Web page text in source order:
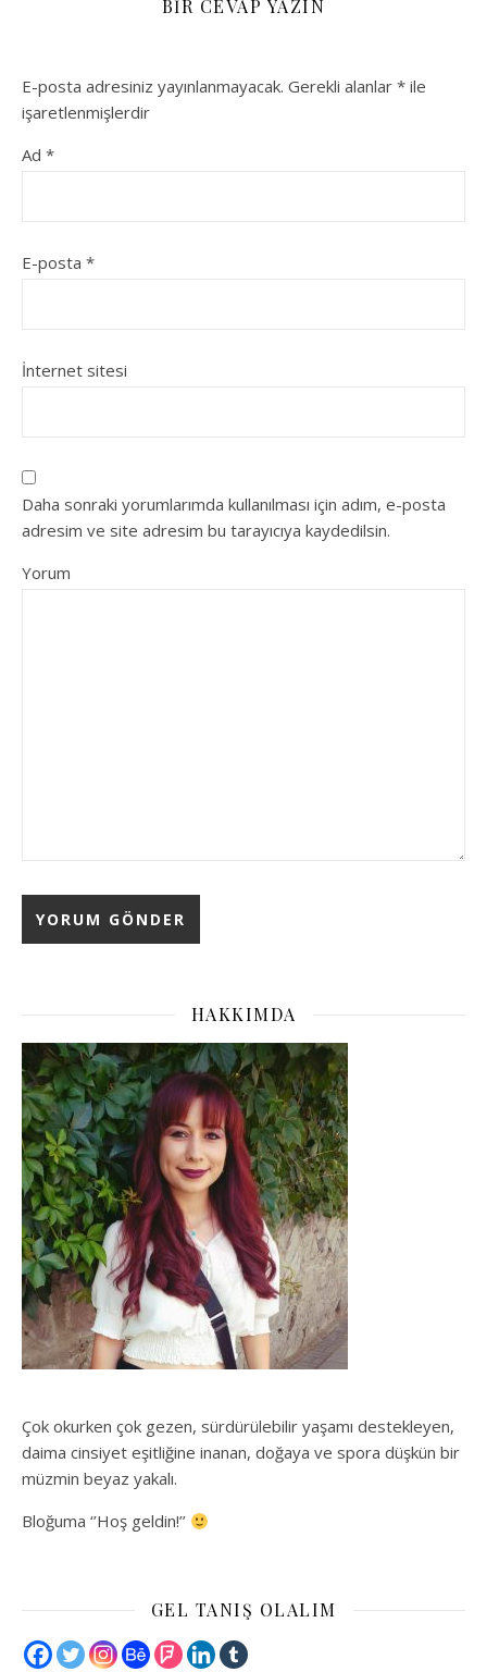
BIR CEVAP YAZIN
E-posta adresiniz yayınlanmayacak. Gerekli alanlar * ile
işaretlenmişlerdir
Ad *
E-posta *
İnternet sitesi
Daha sonraki yorumlarımda kullanılması için adım, e-posta
adresim ve site adresim bu tarayıcıya kaydedilsin.
Yorum
HAKKIMDA
Çok okurken çok gezen, sürdürülebilir yaşamı destekleyen,
daima cinsiyet eşitliğine inanan, doğaya ve spora düşkün bir
müzmin beyaz yakalı.
Bloğuma ‘’Hoş geldin!’’
GEL TANIŞ OLALIM